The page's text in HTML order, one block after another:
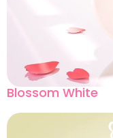
Blossom White